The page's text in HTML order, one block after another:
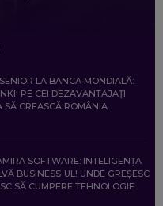
LA BANCA MONDIALĂ:
PE CEI DEZAVANTAJAȚI
SĂ CREASCĂ ROMÂNIA
SOFTWARE: INTELIGENȚA
BUSINESS-UL! UNDE GREȘESC
SĂ CUMPERE TEHNOLOGIE